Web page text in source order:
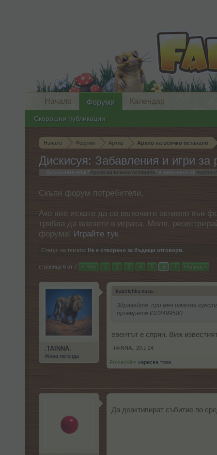
Начало Форуми Архив Архив на всичко останало
Дискисуя: Забавления и игри
Дискусията в/ъв " Архив на всичко останало " е започната от
Скъпи форум потребители,
Ако вие искате да се включите активно във
трябва да влезете в играта. Моля,
форума! Играйте тук
Статус на темата: Не е отворено за бъдещи отговори.
страница 6 от 7 < Prev 1 2 3 4 5 6 7 Напред >
.TAINNA.
Жива легенда
katerichka каза: ↑
Здравейте, при мен изчезна
проверете ID22499580
евентът е спрян. Виж
.TAINNA. 29.1.24
FrozenKiss харесва това.
Да деактивират събитие по
Начало Форуми
Скорошни публикации
Календар